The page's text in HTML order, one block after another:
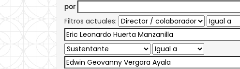
por
Filtros actuales: